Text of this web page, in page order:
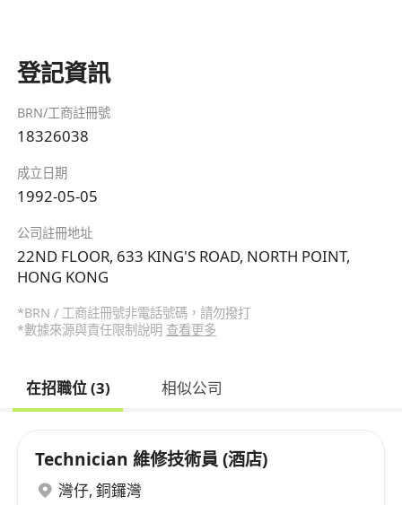
登記資訊
BRN/工商註冊號
18326038
成立日期
1992-05-05
公司註冊地址
22ND FLOOR, 633 KING'S ROAD, NORTH POINT,
HONG KONG
*BRN / 工商註冊號非電話號碼，請勿撥打
*數據來源與責任限制說明 查看更多
在招職位 (3) 相似公司
Technician 維修技術員 (酒店)
灣仔, 銅鑼灣